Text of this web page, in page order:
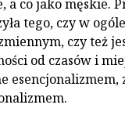
a co jako męskie.
tego, czy w
czy też
od czasów i